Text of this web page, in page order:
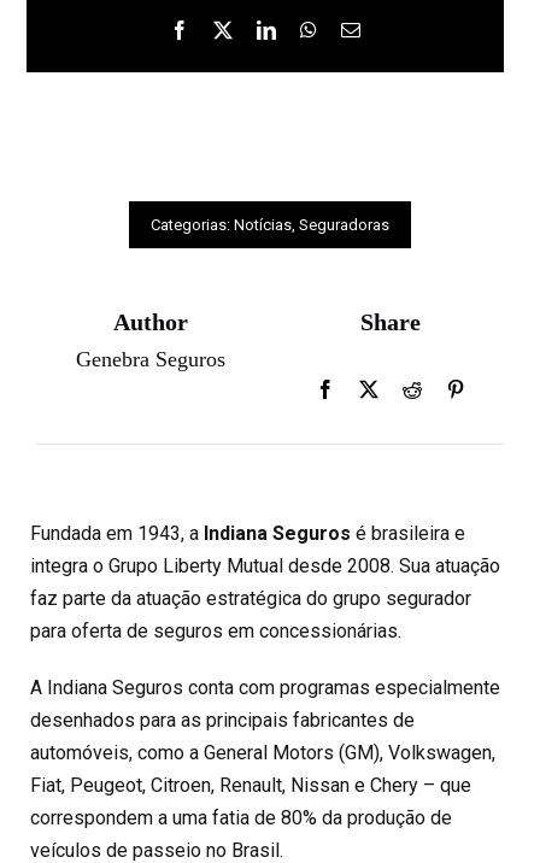
Categorias: Notícias, Seguradoras
Author
Genebra Seguros
Share
Fundada em 1943, a Indiana Seguros é brasileira e
integra o Grupo Liberty Mutual desde 2008. Sua atuação
faz parte da atuação estratégica do grupo segurador
para oferta de seguros em concessionárias.
A Indiana Seguros conta com programas especialmente
desenhados para as principais fabricantes de
automóveis, como a General Motors (GM), Volkswagen,
Fiat, Peugeot, Citroen, Renault, Nissan e Chery – que
correspondem a uma fatia de 80% da produção de
veículos de passeio no Brasil.